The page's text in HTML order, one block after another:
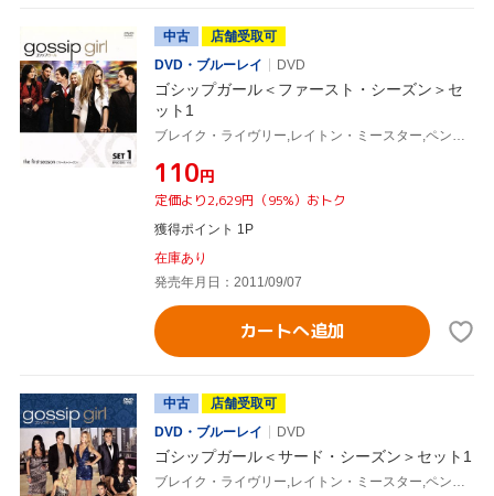
中古
店舗受取可
DVD・ブルーレイ
DVD
ゴシップガール＜ファースト・シーズン＞セ
ット1
ブレイク・ライヴリー,レイトン・ミースター,ペン・バッジリー,セシリー・フォン・ジーゲザー(原作)
¥110円
定価より2,629円（95%）おトク
獲得ポイント 1P
在庫あり
発売年月日：2011/09/07
カートへ追加
中古
店舗受取可
DVD・ブルーレイ
DVD
ゴシップガール＜サード・シーズン＞セット1
ブレイク・ライヴリー,レイトン・ミースター,ペン・バッジリー,セシリー・フォン・ジーゲザー(原作)